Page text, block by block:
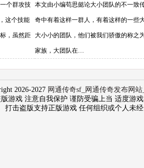
个群攻技
这个技能
，虽然距
本文由小编苟思懿论大小团队的不一致
奇中有着这样一群人，有着这样的一些
大小小的团队，他们被我们骄傲的称之
家族，大团队在…
2026-2027 网通传奇sf_网通传奇发布网
游戏 注意自我保护 谨防受骗上当 适度游
打击盗版支持正版游戏 任何组织或个人未